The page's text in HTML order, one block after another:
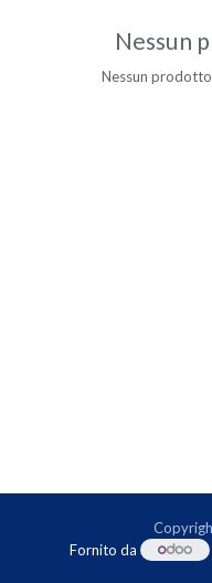
Nessun
Nessun
Fornito da